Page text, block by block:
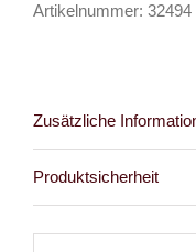
Artikelnummer: 32494
Zusätzliche
Produktsicherheit